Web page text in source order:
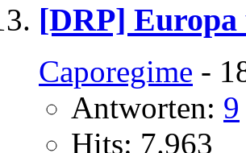
[DRP] Europa
Caporegime -
Antworten: 9
Hits: 7.963